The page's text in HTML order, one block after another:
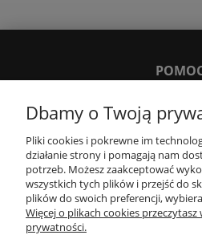
MOJE
PŁATNOŚCI I
Dbamy o Twoją
Pliki cookies i pokrewne im
działanie strony i pomagają nam
potrzeb. Możesz zaakceptować
wszystkich tych plików i przejść do
plików do swoich preferencji,
Więcej o plikach cookies przeczytasz
prywatności.